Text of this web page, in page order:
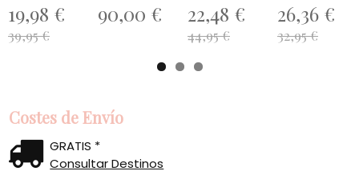
Costes de Envío
GRATIS *
Consultar Destinos
19,98 €
39,95 €
90,00 € 22,48 €
44,95 €
26,36 €
32,95 €